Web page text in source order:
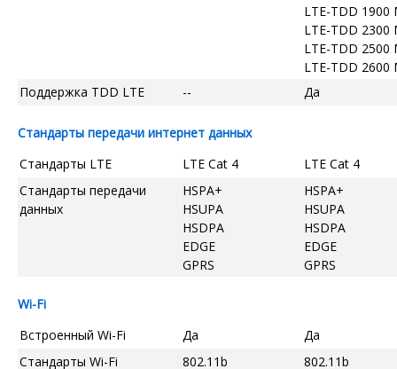
LTE-TDD 1900
LTE-TDD 2300
LTE-TDD 2500
LTE-TDD 2600
Поддержка TDD LTE
-- Да
Стандарты передачи интернет данных
Стандарты LTE
LTE Cat 4
LTE Cat 4
Стандарты передачи
данных
HSPA+
HSUPA
HSDPA
EDGE
GPRS
HSPA+
HSUPA
HSDPA
EDGE
GPRS
Wi-Fi
Встроенный Wi-Fi
Да
Да
Стандарты Wi-Fi
802.11b 802.11b